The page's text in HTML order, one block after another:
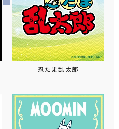
忍たま乱太郎